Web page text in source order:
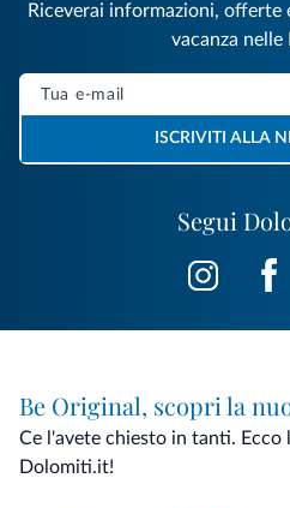
Segui
Riceverai informazioni, offerte
vacanza
ISCRIVITI ALLA
Be Original, scopri la
Ce l'avete chiesto in tanti. Ecco
Dolomiti.it!